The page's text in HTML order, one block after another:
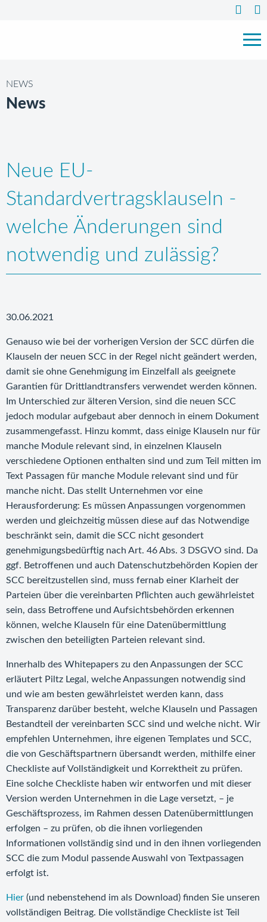
NEWS
News
Neue EU-
Standardvertragsklauseln -
welche Änderungen sind
notwendig und zulässig?
30.06.2021
Genauso wie bei der vorherigen Version der SCC dürfen die
Klauseln der neuen SCC in der Regel nicht geändert werden,
damit sie ohne Genehmigung im Einzelfall als geeignete
Garantien für Drittlandtransfers verwendet werden können.
Im Unterschied zur älteren Version, sind die neuen SCC
jedoch modular aufgebaut aber dennoch in einem Dokument
zusammengefasst. Hinzu kommt, dass einige Klauseln nur für
manche Module relevant sind, in einzelnen Klauseln
verschiedene Optionen enthalten sind und zum Teil mitten im
Text Passagen für manche Module relevant sind und für
manche nicht. Das stellt Unternehmen vor eine
Herausforderung: Es müssen Anpassungen vorgenommen
werden und gleichzeitig müssen diese auf das Notwendige
beschränkt sein, damit die SCC nicht gesondert
genehmigungsbedürftig nach Art. 46 Abs. 3 DSGVO sind. Da
ggf. Betroffenen und auch Datenschutzbehörden Kopien der
SCC bereitzustellen sind, muss fernab einer Klarheit der
Parteien über die vereinbarten Pflichten auch gewährleistet
sein, dass Betroffene und Aufsichtsbehörden erkennen
können, welche Klauseln für eine Datenübermittlung
zwischen den beteiligten Parteien relevant sind.
Innerhalb des Whitepapers zu den Anpassungen der SCC
erläutert Piltz Legal, welche Anpassungen notwendig sind
und wie am besten gewährleistet werden kann, dass
Transparenz darüber besteht, welche Klauseln und Passagen
Bestandteil der vereinbarten SCC sind und welche nicht. Wir
empfehlen Unternehmen, ihre eigenen Templates und SCC,
die von Geschäftspartnern übersandt werden, mithilfe einer
Checkliste auf Vollständigkeit und Korrektheit zu prüfen.
Eine solche Checkliste haben wir entworfen und mit dieser
Version werden Unternehmen in die Lage versetzt, – je
Geschäftsprozess, im Rahmen dessen Datenübermittlungen
erfolgen – zu prüfen, ob die ihnen vorliegenden
Informationen vollständig sind und in den ihnen vorliegenden
SCC die zum Modul passende Auswahl von Textpassagen
erfolgt ist.
Hier (und nebenstehend im als Download) finden Sie unseren
vollständigen Beitrag. Die vollständige Checkliste ist Teil